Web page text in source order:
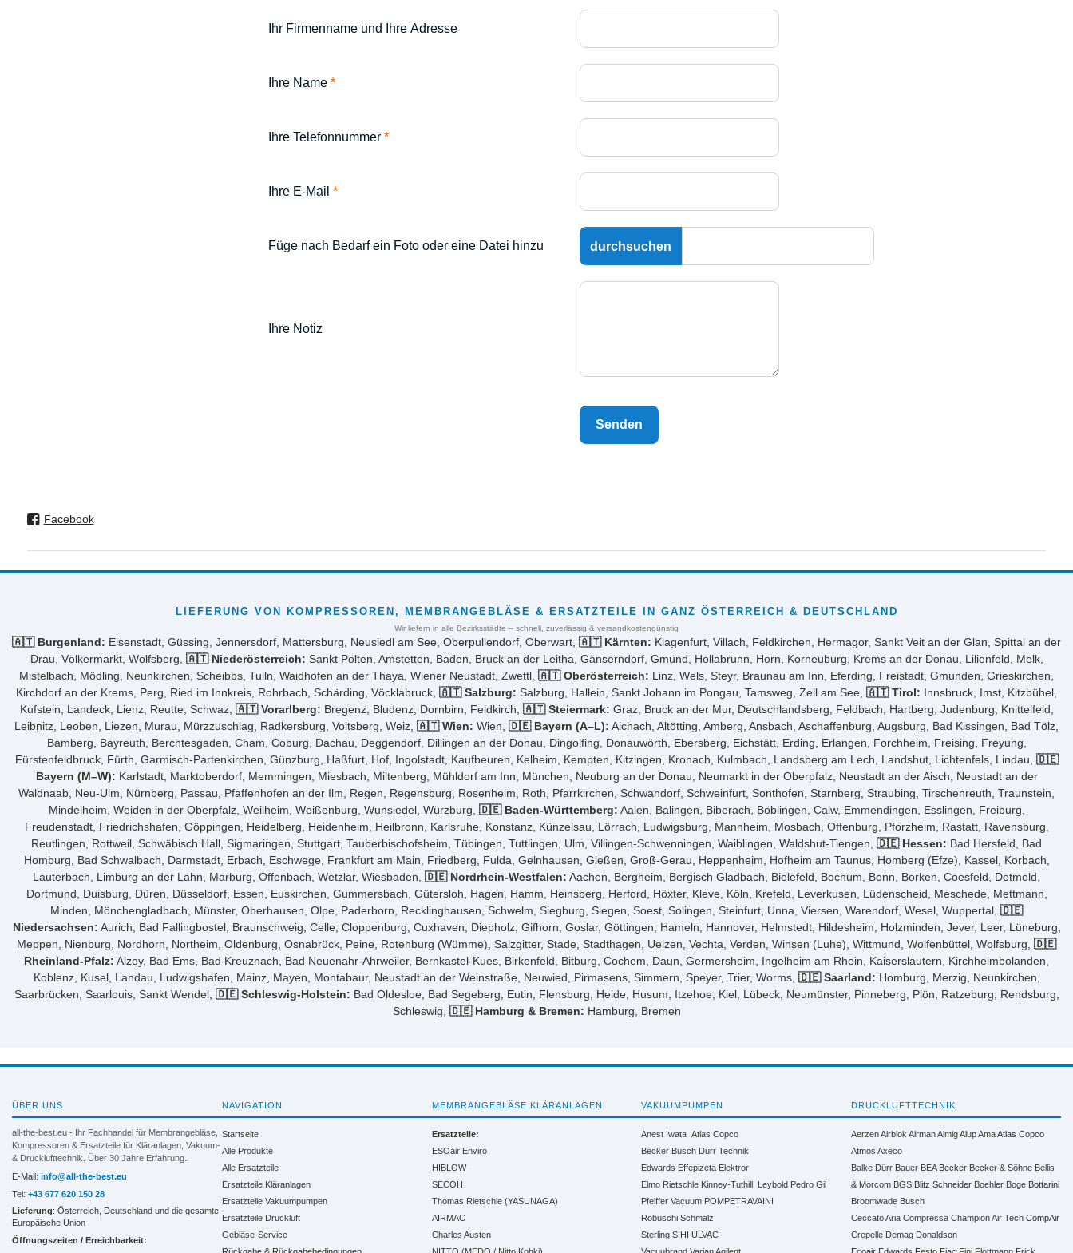
Ihr Firmenname und Ihre Adresse
Ihre Name*
Ihre Telefonnummer*
Ihre E-Mail*
Füge nach Bedarf ein Foto oder eine Datei hinzu
Ihre Notiz
Senden
Facebook
LIEFERUNG VON KOMPRESSOREN, MEMBRANGEBLÄSE & ERSATZTEILE IN GANZ ÖSTERREICH & DEUTSCHLAND
Wir liefern in alle Bezirksstädte – schnell, zuverlässig & versandkostengünstig
🇦🇹 Burgenland: Eisenstadt, Güssing, Jennersdorf, Mattersburg, Neusiedl am See, Oberpullendorf, Oberwart, 🇦🇹 Kärnten: Klagenfurt, Villach, Feldkirchen, Hermagor, Sankt Veit an der Glan, Spittal an der
Drau, Völkermarkt, Wolfsberg, 🇦🇹 Niederösterreich: Sankt Pölten, Amstetten, Baden, Bruck an der Leitha, Gänserndorf, Gmünd, Hollabrunn, Horn, Korneuburg, Krems an der Donau, Lilienfeld, Melk,
Mistelbach, Mödling, Neunkirchen, Scheibbs, Tulln, Waidhofen an der Thaya, Wiener Neustadt, Zwettl, 🇦🇹 Oberösterreich: Linz, Wels, Steyr, Braunau am Inn, Eferding, Freistadt, Gmunden, Grieskirchen,
Kirchdorf an der Krems, Perg, Ried im Innkreis, Rohrbach, Schärding, Vöcklabruck, 🇦🇹 Salzburg: Salzburg, Hallein, Sankt Johann im Pongau, Tamsweg, Zell am See, 🇦🇹 Tirol: Innsbruck, Imst, Kitzbühel,
Kufstein, Landeck, Lienz, Reutte, Schwaz, 🇦🇹 Vorarlberg: Bregenz, Bludenz, Dornbirn, Feldkirch, 🇦🇹 Steiermark: Graz, Bruck an der Mur, Deutschlandsberg, Feldbach, Hartberg, Judenburg, Knittelfeld,
Leibnitz, Leoben, Liezen, Murau, Mürzzuschlag, Radkersburg, Voitsberg, Weiz, 🇦🇹 Wien: Wien, 🇩🇪 Bayern (A–L): Aichach, Altötting, Amberg, Ansbach, Aschaffenburg, Augsburg, Bad Kissingen, Bad Tölz,
Bamberg, Bayreuth, Berchtesgaden, Cham, Coburg, Dachau, Deggendorf, Dillingen an der Donau, Dingolfing, Donauwörth, Ebersberg, Eichstätt, Erding, Erlangen, Forchheim, Freising, Freyung,
Fürstenfeldbruck, Fürth, Garmisch-Partenkirchen, Günzburg, Haßfurt, Hof, Ingolstadt, Kaufbeuren, Kelheim, Kempten, Kitzingen, Kronach, Kulmbach, Landsberg am Lech, Landshut, Lichtenfels, Lindau, 🇩🇪
Bayern (M–W): Karlstadt, Marktoberdorf, Memmingen, Miesbach, Miltenberg, Mühldorf am Inn, München, Neuburg an der Donau, Neumarkt in der Oberpfalz, Neustadt an der Aisch, Neustadt an der
Waldnaab, Neu-Ulm, Nürnberg, Passau, Pfaffenhofen an der Ilm, Regen, Regensburg, Rosenheim, Roth, Pfarrkirchen, Schwandorf, Schweinfurt, Sonthofen, Starnberg, Straubing, Tirschenreuth, Traunstein,
Mindelheim, Weiden in der Oberpfalz, Weilheim, Weißenburg, Wunsiedel, Würzburg, 🇩🇪 Baden-Württemberg: Aalen, Balingen, Biberach, Böblingen, Calw, Emmendingen, Esslingen, Freiburg,
Freudenstadt, Friedrichshafen, Göppingen, Heidelberg, Heidenheim, Heilbronn, Karlsruhe, Konstanz, Künzelsau, Lörrach, Ludwigsburg, Mannheim, Mosbach, Offenburg, Pforzheim, Rastatt, Ravensburg,
Reutlingen, Rottweil, Schwäbisch Hall, Sigmaringen, Stuttgart, Tauberbischofsheim, Tübingen, Tuttlingen, Ulm, Villingen-Schwenningen, Waiblingen, Waldshut-Tiengen, 🇩🇪 Hessen: Bad Hersfeld, Bad
Homburg, Bad Schwalbach, Darmstadt, Erbach, Eschwege, Frankfurt am Main, Friedberg, Fulda, Gelnhausen, Gießen, Groß-Gerau, Heppenheim, Hofheim am Taunus, Homberg (Efze), Kassel, Korbach,
Lauterbach, Limburg an der Lahn, Marburg, Offenbach, Wetzlar, Wiesbaden, 🇩🇪 Nordrhein-Westfalen: Aachen, Bergheim, Bergisch Gladbach, Bielefeld, Bochum, Bonn, Borken, Coesfeld, Detmold,
Dortmund, Duisburg, Düren, Düsseldorf, Essen, Euskirchen, Gummersbach, Gütersloh, Hagen, Hamm, Heinsberg, Herford, Höxter, Kleve, Köln, Krefeld, Leverkusen, Lüdenscheid, Meschede, Mettmann,
Minden, Mönchengladbach, Münster, Oberhausen, Olpe, Paderborn, Recklinghausen, Schwelm, Siegburg, Siegen, Soest, Solingen, Steinfurt, Unna, Viersen, Warendorf, Wesel, Wuppertal, 🇩🇪
Niedersachsen: Aurich, Bad Fallingbostel, Braunschweig, Celle, Cloppenburg, Cuxhaven, Diepholz, Gifhorn, Goslar, Göttingen, Hameln, Hannover, Helmstedt, Hildesheim, Holzminden, Jever, Leer, Lüneburg,
Meppen, Nienburg, Nordhorn, Northeim, Oldenburg, Osnabrück, Peine, Rotenburg (Wümme), Salzgitter, Stade, Stadthagen, Uelzen, Vechta, Verden, Winsen (Luhe), Wittmund, Wolfenbüttel, Wolfsburg, 🇩🇪
Rheinland-Pfalz: Alzey, Bad Ems, Bad Kreuznach, Bad Neuenahr-Ahrweiler, Bernkastel-Kues, Birkenfeld, Bitburg, Cochem, Daun, Germersheim, Ingelheim am Rhein, Kaiserslautern, Kirchheimbolanden,
Koblenz, Kusel, Landau, Ludwigshafen, Mainz, Mayen, Montabaur, Neustadt an der Weinstraße, Neuwied, Pirmasens, Simmern, Speyer, Trier, Worms, 🇩🇪 Saarland: Homburg, Merzig, Neunkirchen,
Saarbrücken, Saarlouis, Sankt Wendel, 🇩🇪 Schleswig-Holstein: Bad Oldesloe, Bad Segeberg, Eutin, Flensburg, Heide, Husum, Itzehoe, Kiel, Lübeck, Neumünster, Pinneberg, Plön, Ratzeburg, Rendsburg,
Schleswig, 🇩🇪 Hamburg & Bremen: Hamburg, Bremen
ÜBER UNS
all-the-best.eu - Ihr Fachhandel für Membrangebläse,
Kompressoren & Ersatzteile für Kläranlagen, Vakuum-
& Drucklufttechnik. Über 30 Jahre Erfahrung.
E-Mail: info@all-the-best.eu
Tel: +43 677 620 150 28
Lieferung: Österreich, Deutschland und die gesamte
Europäische Union
Öffnungszeiten / Erreichbarkeit:
NAVIGATION
Startseite
Alle Produkte
Alle Ersatzteile
Ersatzteile Kläranlagen
Ersatzteile Vakuumpumpen
Ersatzteile Druckluft
Gebläse-Service
MEMBRANGEBLÄSE KLÄRANLAGEN
Ersatzteile:
ESOair Enviro
HIBLOW
SECOH
Thomas Rietschle (YASUNAGA)
AIRMAC
Charles Austen
VAKUUMPUMPEN
Anest Iwata Atlas Copco
Becker Busch Dürr Technik
Edwards Effepizeta Elektror
Elmo Rietschle Kinney-Tuthill Leybold Pedro Gil
Pfeiffer Vacuum POMPETRAVAINI
Robuschi Schmalz
Sterling SIHI ULVAC
DRUCKLUFTTECHNIK
AerzenAirblok AirmanAlmigAlupAmaAtlas Copco
Atmos Axeco
Balke Dürr Bauer BEA Becker Becker & Söhne Bellis
& Morcom BGS Blitz Schneider Boehler Boge Bottarini
Broomwade Busch
Ceccato Aria Compressa Champion Air Tech CompAir
Crepelle Demag Donaldson